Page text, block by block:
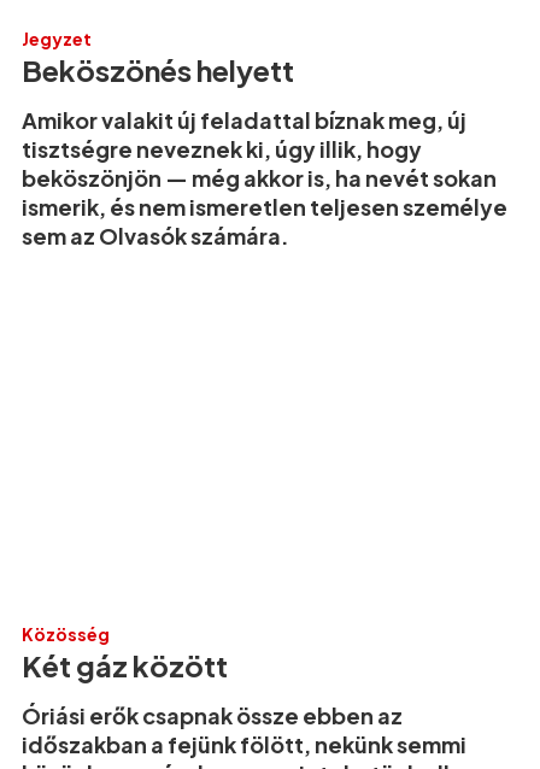
Jegyzet
Beköszönés helyett
Amikor valakit új feladattal bíznak meg, új
tisztségre neveznek ki, úgy illik, hogy
beköszönjön — még akkor is, ha nevét sokan
ismerik, és nem ismeretlen teljesen személye
sem az Olvasók számára.
Közösség
Két gáz között
Óriási erők csapnak össze ebben az
időszakban a fejünk fölött, nekünk semmi